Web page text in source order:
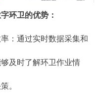
卫的优势：
通过实时数据采集和
及时了解环卫作业情
。